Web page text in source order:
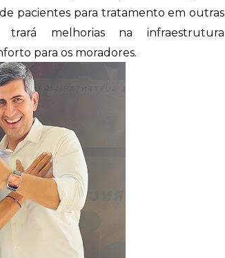
pacientes para tratamento em outras
trará melhorias na infraestrutura
para os moradores.